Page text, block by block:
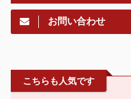
お問い合わせ
こちらも人気です